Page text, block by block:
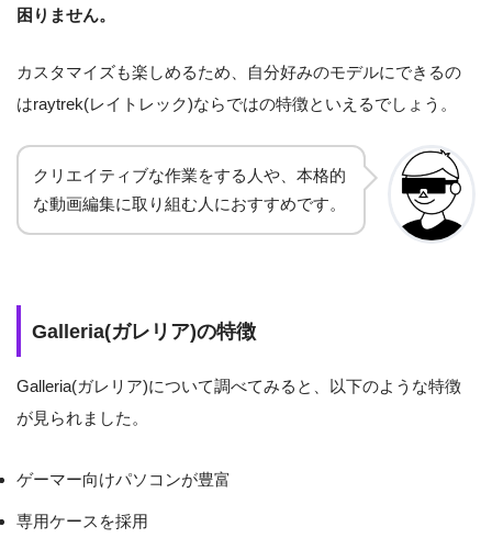
困りません。
カスタマイズも楽しめるため、自分好みのモデルにできるの
はraytrek(レイトレック)ならではの特徴といえるでしょう。
クリエイティブな作業をする人や、本格的
な動画編集に取り組む人におすすめです。
Galleria(ガレリア)の特徴
Galleria(ガレリア)について調べてみると、以下のような特徴
が見られました。
ゲーマー向けパソコンが豊富
専用ケースを採用